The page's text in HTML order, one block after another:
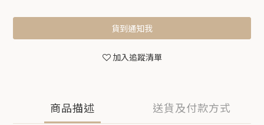
貨到通知我
加入追蹤清單
商品描述 送貨及付款方式